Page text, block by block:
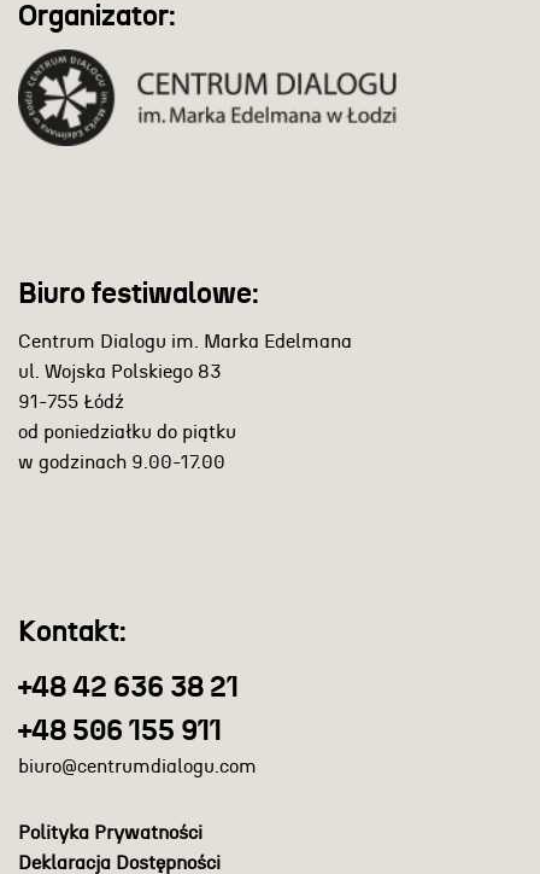
Organizator:
Biuro festiwalowe:
Centrum Dialogu im. Marka Edelmana
ul. Wojska Polskiego 83
91-755 Łódź
od poniedziałku do piątku
w godzinach 9.00-17.00
Kontakt:
+48 42 636 38 21
+48 506 155 911
biuro@centrumdialogu.com
Polityka Prywatności
Deklaracja Dostępności